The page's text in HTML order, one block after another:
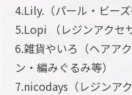
4.Lily.（パール・ビーズ
5.Lopi （レジンアクセ
6.雑貨やいろ（ヘアア
ン・編みぐるみ等）
7.nicodays（レジンア